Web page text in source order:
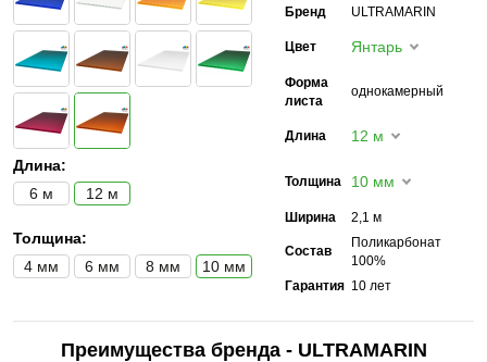
Длина:
6 м
12 м
Толщина:
4 мм
6 мм 8 мм 10 мм
Бренд ULTRAMARIN
Цвет Янтарь
Форма
листа
однокамерный
Длина 12 м
Толщина 10 мм
Ширина 2,1 м
Состав
Поликарбонат
100%
Гарантия 10 лет
Преимущества бренда - ULTRAMARIN